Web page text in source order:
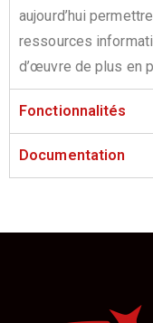
aujourd’hui
ressources
d’œuvre de plus en
Fonctionnalités
Documentation